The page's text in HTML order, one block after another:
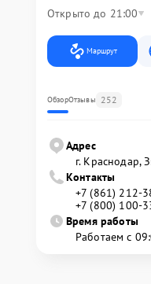
Открыто до 21:00
Маршрут
ОбзорОтзывы 252
Адрес
г. Краснодар,
Контакты
+7 (861) 212-
+7 (800) 100-
Время работы
Работаем с